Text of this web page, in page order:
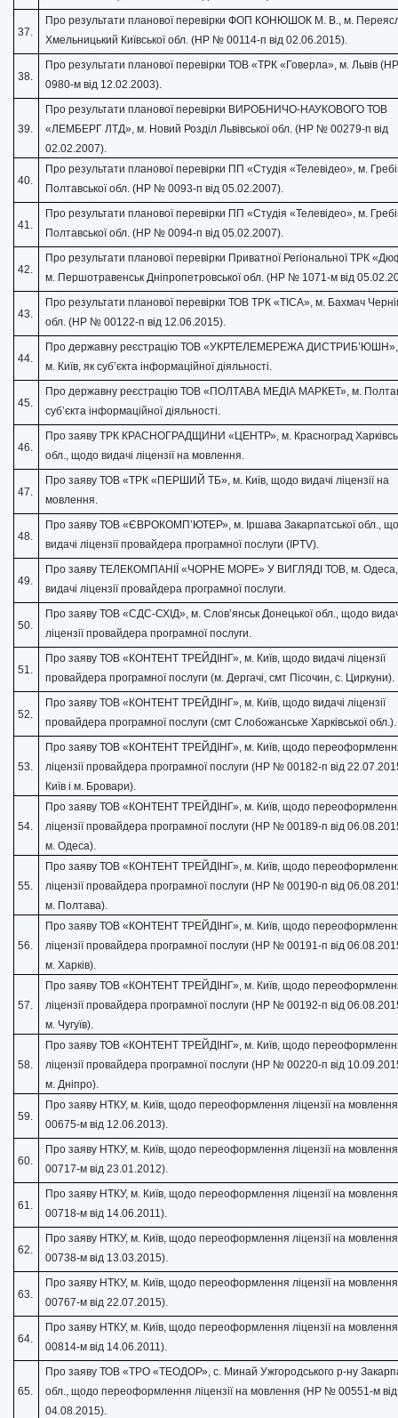
37.
Про результати планової перевірки ФОП КОНЮШОК М. В., м.
Хмельницький Київської обл. (НР № 00114-п від 02.06.2015).
38.
Про результати планової перевірки ТОВ «ТРК «Говерла», м. Львів
0980-м від 12.02.2003).
39.
Про результати планової перевірки ВИРОБНИЧО-НАУКОВОГО ТОВ
«ЛЕМБЕРГ ЛТД», м. Новий Розділ Львівської обл. (НР № 00279-п від
02.02.2007).
40.
Про результати планової перевірки ПП «Студія «Телевідео», м.
Полтавської обл. (НР № 0093-п від 05.02.2007).
41.
Про результати планової перевірки ПП «Студія «Телевідео», м.
Полтавської обл. (НР № 0094-п від 05.02.2007).
42.
Про результати планової перевірки Приватної Регіональної ТРК
м. Першотравенськ Дніпропетровської обл. (НР № 1071-м від
43.
Про результати планової перевірки ТОВ ТРК «ТІСА», м. Бахмач
обл. (НР № 00122-п від 12.06.2015).
44.
Про державну реєстрацію ТОВ «УКРТЕЛЕМЕРЕЖА ДИСТРИБ’ЮШН»,
м. Київ, як суб’єкта інформаційної діяльності.
45.
Про державну реєстрацію ТОВ «ПОЛТАВА МЕДІА МАРКЕТ», м.
суб’єкта інформаційної діяльності.
46.
Про заяву ТРК КРАСНОГРАДЩИНИ «ЦЕНТР», м. Красноград
обл., щодо видачі ліцензії на мовлення.
47.
Про заяву ТОВ «ТРК «ПЕРШИЙ ТБ», м. Київ, щодо видачі ліцензії на
мовлення.
48.
Про заяву ТОВ «ЄВРОКОМП’ЮТЕР», м. Іршава Закарпатської обл.,
видачі ліцензії провайдера програмної послуги (IPTV).
49.
Про заяву ТЕЛЕКОМПАНІЇ «ЧОРНЕ МОРЕ» У ВИГЛЯДІ ТОВ, м.
видачі ліцензії провайдера програмної послуги.
50.
Про заяву ТОВ «СДС-СХІД», м. Слов’янськ Донецької обл., щодо
ліцензії провайдера програмної послуги.
51.
Про заяву ТОВ «КОНТЕНТ ТРЕЙДІНГ», м. Київ, щодо видачі ліцензії
провайдера програмної послуги (м. Дергачі, смт Пісочин, с. Циркуни).
52.
Про заяву ТОВ «КОНТЕНТ ТРЕЙДІНГ», м. Київ, щодо видачі ліцензії
провайдера програмної послуги (смт Слобожанське Харківської обл.).
53.
Про заяву ТОВ «КОНТЕНТ ТРЕЙДІНГ», м. Київ, щодо
ліцензії провайдера програмної послуги (НР № 00182-п від
Київ і м. Бровари).
54.
Про заяву ТОВ «КОНТЕНТ ТРЕЙДІНГ», м. Київ, щодо
ліцензії провайдера програмної послуги (НР № 00189-п від
м. Одеса).
55.
Про заяву ТОВ «КОНТЕНТ ТРЕЙДІНГ», м. Київ, щодо
ліцензії провайдера програмної послуги (НР № 00190-п від
м. Полтава).
56.
Про заяву ТОВ «КОНТЕНТ ТРЕЙДІНГ», м. Київ, щодо
ліцензії провайдера програмної послуги (НР № 00191-п від
м. Харків).
57.
Про заяву ТОВ «КОНТЕНТ ТРЕЙДІНГ», м. Київ, щодо
ліцензії провайдера програмної послуги (НР № 00192-п від
м. Чугуїв).
58.
Про заяву ТОВ «КОНТЕНТ ТРЕЙДІНГ», м. Київ, щодо
ліцензії провайдера програмної послуги (НР № 00220-п від
м. Дніпро).
59.
Про заяву НТКУ, м. Київ, щодо переоформлення ліцензії на
00675-м від 12.06.2013).
60.
Про заяву НТКУ, м. Київ, щодо переоформлення ліцензії на
00717-м від 23.01.2012).
61.
Про заяву НТКУ, м. Київ, щодо переоформлення ліцензії на
00718-м від 14.06.2011).
62.
Про заяву НТКУ, м. Київ, щодо переоформлення ліцензії на
00738-м від 13.03.2015).
63.
Про заяву НТКУ, м. Київ, щодо переоформлення ліцензії на
00767-м від 22.07.2015).
64.
Про заяву НТКУ, м. Київ, щодо переоформлення ліцензії на
00814-м від 14.06.2011).
65.
Про заяву ТОВ «ТРО «ТЕОДОР», с. Минай Ужгородського р-ну
обл., щодо переоформлення ліцензії на мовлення (НР № 00551-м від
04.08.2015).